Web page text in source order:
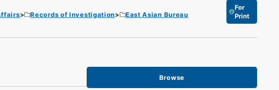
Records of Investigation
East Asian Bureau
For
Print
Browse